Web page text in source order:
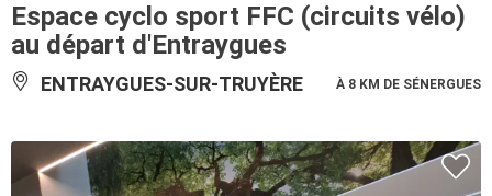
Espace cyclo sport FFC (circuits vélo)
au départ d'Entraygues
ENTRAYGUES-SUR-TRUYÈRE À 8 KM DE SÉNERGUES